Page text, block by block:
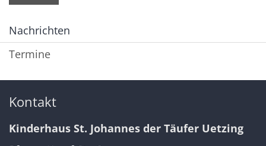
Nachrichten
Termine
Kontakt
Kinderhaus St. Johannes der Täufer Uetzing